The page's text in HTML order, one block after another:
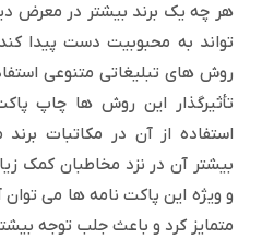
هر چه یک برند بیشتر در معرض
تواند به محبوبیت دست پیدا
روش های تبلیغاتی متنوعی
تأثیرگذار این روش ها چاپ
استفاده از آن در مکاتبات
بیشتر آن در نزد مخاطبان کمک
و ویژه این پاکت نامه ها می توان
متمایز کرد و باعث جلب توجه